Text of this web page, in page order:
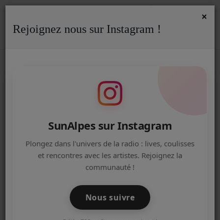
ACTUALITÉS DE LA RADIO
EQUIPE
ARTISTES
NOS PARTENAIRES
×
Rejoignez nous sur Instagram !
SunAlpes sur Instagram
Plongez dans l'univers de la radio : lives, coulisses
et rencontres avec les artistes. Rejoignez la
communauté !
Nous suivre